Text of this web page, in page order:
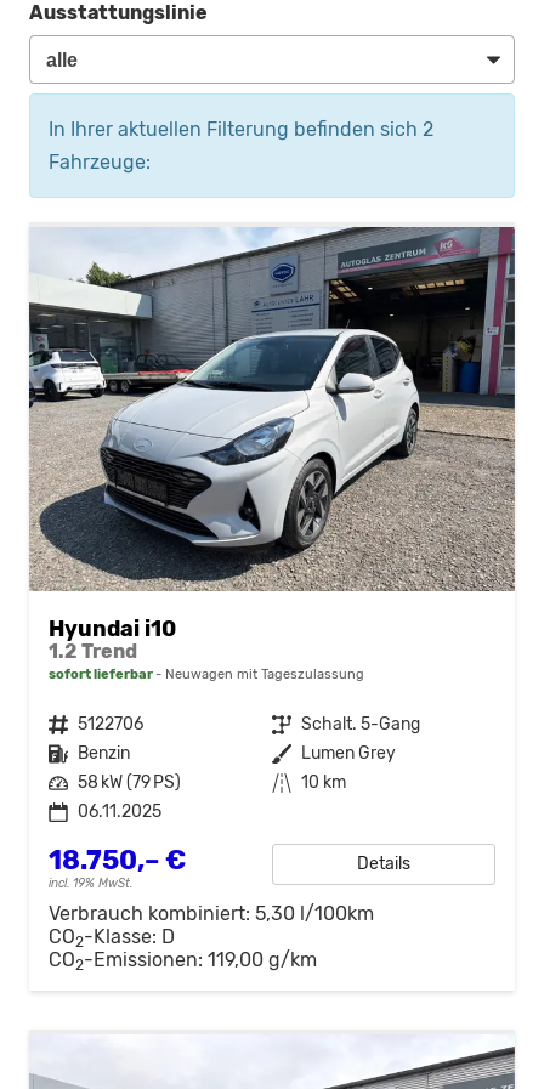
Ausstattungslinie
In Ihrer aktuellen Filterung befinden sich 2
Fahrzeuge:
Hyundai i10
1.2 Trend
sofort lieferbar Neuwagen mit Tageszulassung
Fahrzeugnr. 5122706 Getriebe Schalt. 5-Gang
Kraftstoff Benzin Außenfarbe Lumen Grey
Leistung 58 kW (79 PS) Kilometerstand 10 km
06.11.2025
18.750,– €
incl. 19% MwSt.
Details
Verbrauch kombiniert: 5,30 l/100km
CO2-Klasse: D
CO2-Emissionen: 119,00 g/km